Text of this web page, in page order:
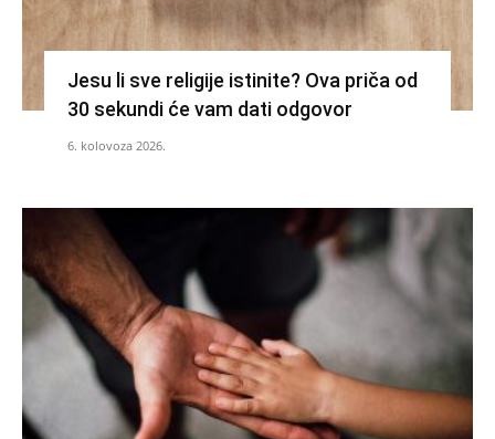
Jesu li sve religije istinite? Ova priča od
30 sekundi će vam dati odgovor
6. kolovoza 2026.